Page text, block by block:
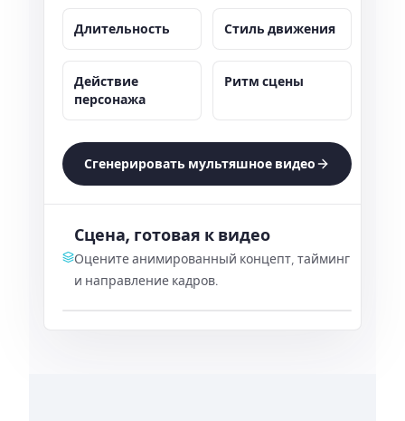
Длительность Стиль движения
Действие
персонажа
Ритм сцены
Сгенерировать мультяшное видео
Сцена, готовая к видео
Оцените анимированный концепт, тайминг
и направление кадров.